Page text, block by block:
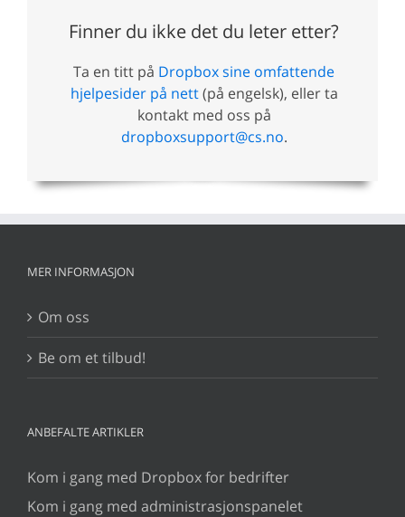
Finner du ikke det du leter etter?
Ta en titt på Dropbox sine omfattende
hjelpesider på nett(på engelsk), eller ta
kontakt med oss på
dropboxsupport@cs.no.
MER INFORMASJON
Om oss
Be om et tilbud!
ANBEFALTE ARTIKLER
Kom i gang med Dropbox for bedrifter
Kom i gang med administrasjonspanelet